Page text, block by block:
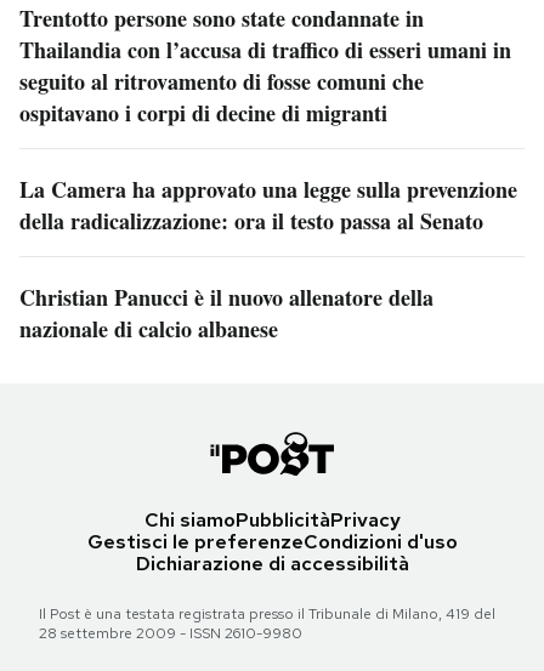
Trentotto persone sono state condannate in
Thailandia con l’accusa di traffico di esseri umani in
seguito al ritrovamento di fosse comuni che
ospitavano i corpi di decine di migranti
La Camera ha approvato una legge sulla prevenzione
della radicalizzazione: ora il testo passa al Senato
Christian Panucci è il nuovo allenatore della
nazionale di calcio albanese
Chi siamoPubblicitàPrivacy
Gestisci le preferenzeCondizioni d'uso
Dichiarazione di accessibilità
Il Post è una testata registrata presso il Tribunale di Milano, 419 del
28 settembre 2009 - ISSN 2610-9980